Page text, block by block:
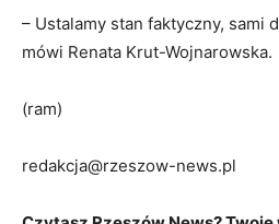
– Ustalamy stan faktyczny, sami
mówi Renata Krut-Wojnarowska.
(ram)
redakcja@rzeszow-news.pl